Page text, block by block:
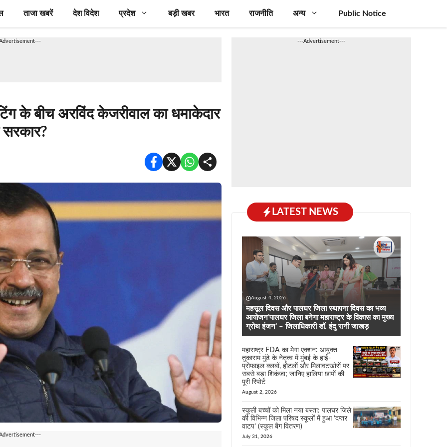
ताजा खबरें देश विदेश प्रदेश बड़ी खबर भारत राजनीति अन्य Public Notice
के बीच अरविंद केजरीवाल का धमाकेदार
सरकार?
---Advertisement---
LATEST NEWS
August 4, 2026
महसूल दिवस और पालघर जिला स्थापना दिवस का भव्य
आयोजन’पालघर जिला बनेगा महाराष्ट्र के विकास का मुख्य
ग्रोथ इंजन’ – जिलाधिकारी डॉ. इंदु रानी जाखड़
महाराष्ट्र FDA का मेगा एक्शन: आयुक्त
तुकाराम मुंढे के नेतृत्व में मुंबई के हाई-
प्रोफाइल क्लबों, होटलों और मिलावटखोरों पर
सबसे बड़ा शिकंजा; जानिए हालिया छापों की
पूरी रिपोर्ट
August 2, 2026
स्कूली बच्चों को मिला नया बस्ता: पालघर जिले
की विभिन्न जिला परिषद स्कूलों में हुआ ‘दप्तर
वाटप’ (स्कूल बैग वितरण)
July 31, 2026